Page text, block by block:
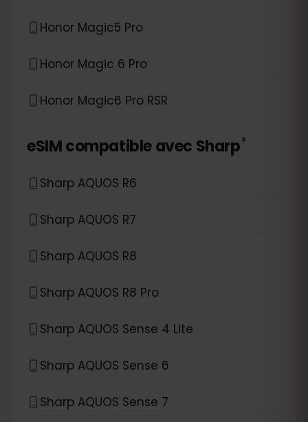
Honor Magic5 Pro
Honor Magic 6 Pro
Honor Magic6 Pro RSR
eSIM compatible avec Sharp*
Sharp AQUOS R6
Sharp AQUOS R7
Sharp AQUOS R8
Sharp AQUOS R8 Pro
Sharp AQUOS Sense 4 Lite
Sharp AQUOS Sense 6
Sharp AQUOS Sense 7